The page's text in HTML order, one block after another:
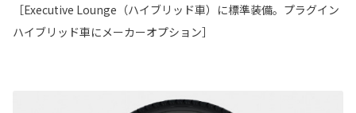
［Executive Lounge（ハイブリッド車）に標準装備。プラグイン
ハイブリッド車にメーカーオプション］